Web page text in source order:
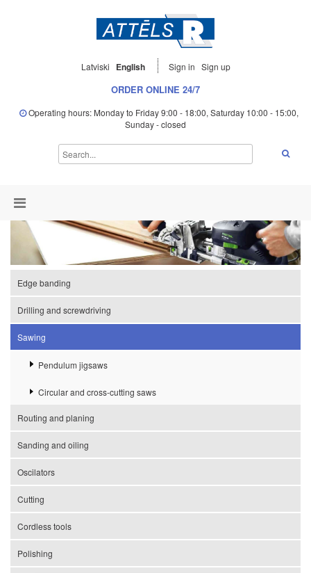
Latviski English Sign in Sign up
ORDER ONLINE 24/7
Operating hours: Monday to Friday 9:00 - 18:00, Saturday 10:00 - 15:00,
Sunday - closed
Edge banding
Drilling and screwdriving
Sawing
Pendulum jigsaws
Circular and cross-cutting saws
Routing and planing
Sanding and oiling
Oscilators
Cutting
Cordless tools
Polishing